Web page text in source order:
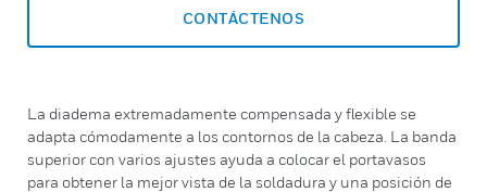
CONTÁCTENOS
La diadema extremadamente compensada y flexible se
adapta cómodamente a los contornos de la cabeza. La banda
superior con varios ajustes ayuda a colocar el portavasos
para obtener la mejor vista de la soldadura y una posición de